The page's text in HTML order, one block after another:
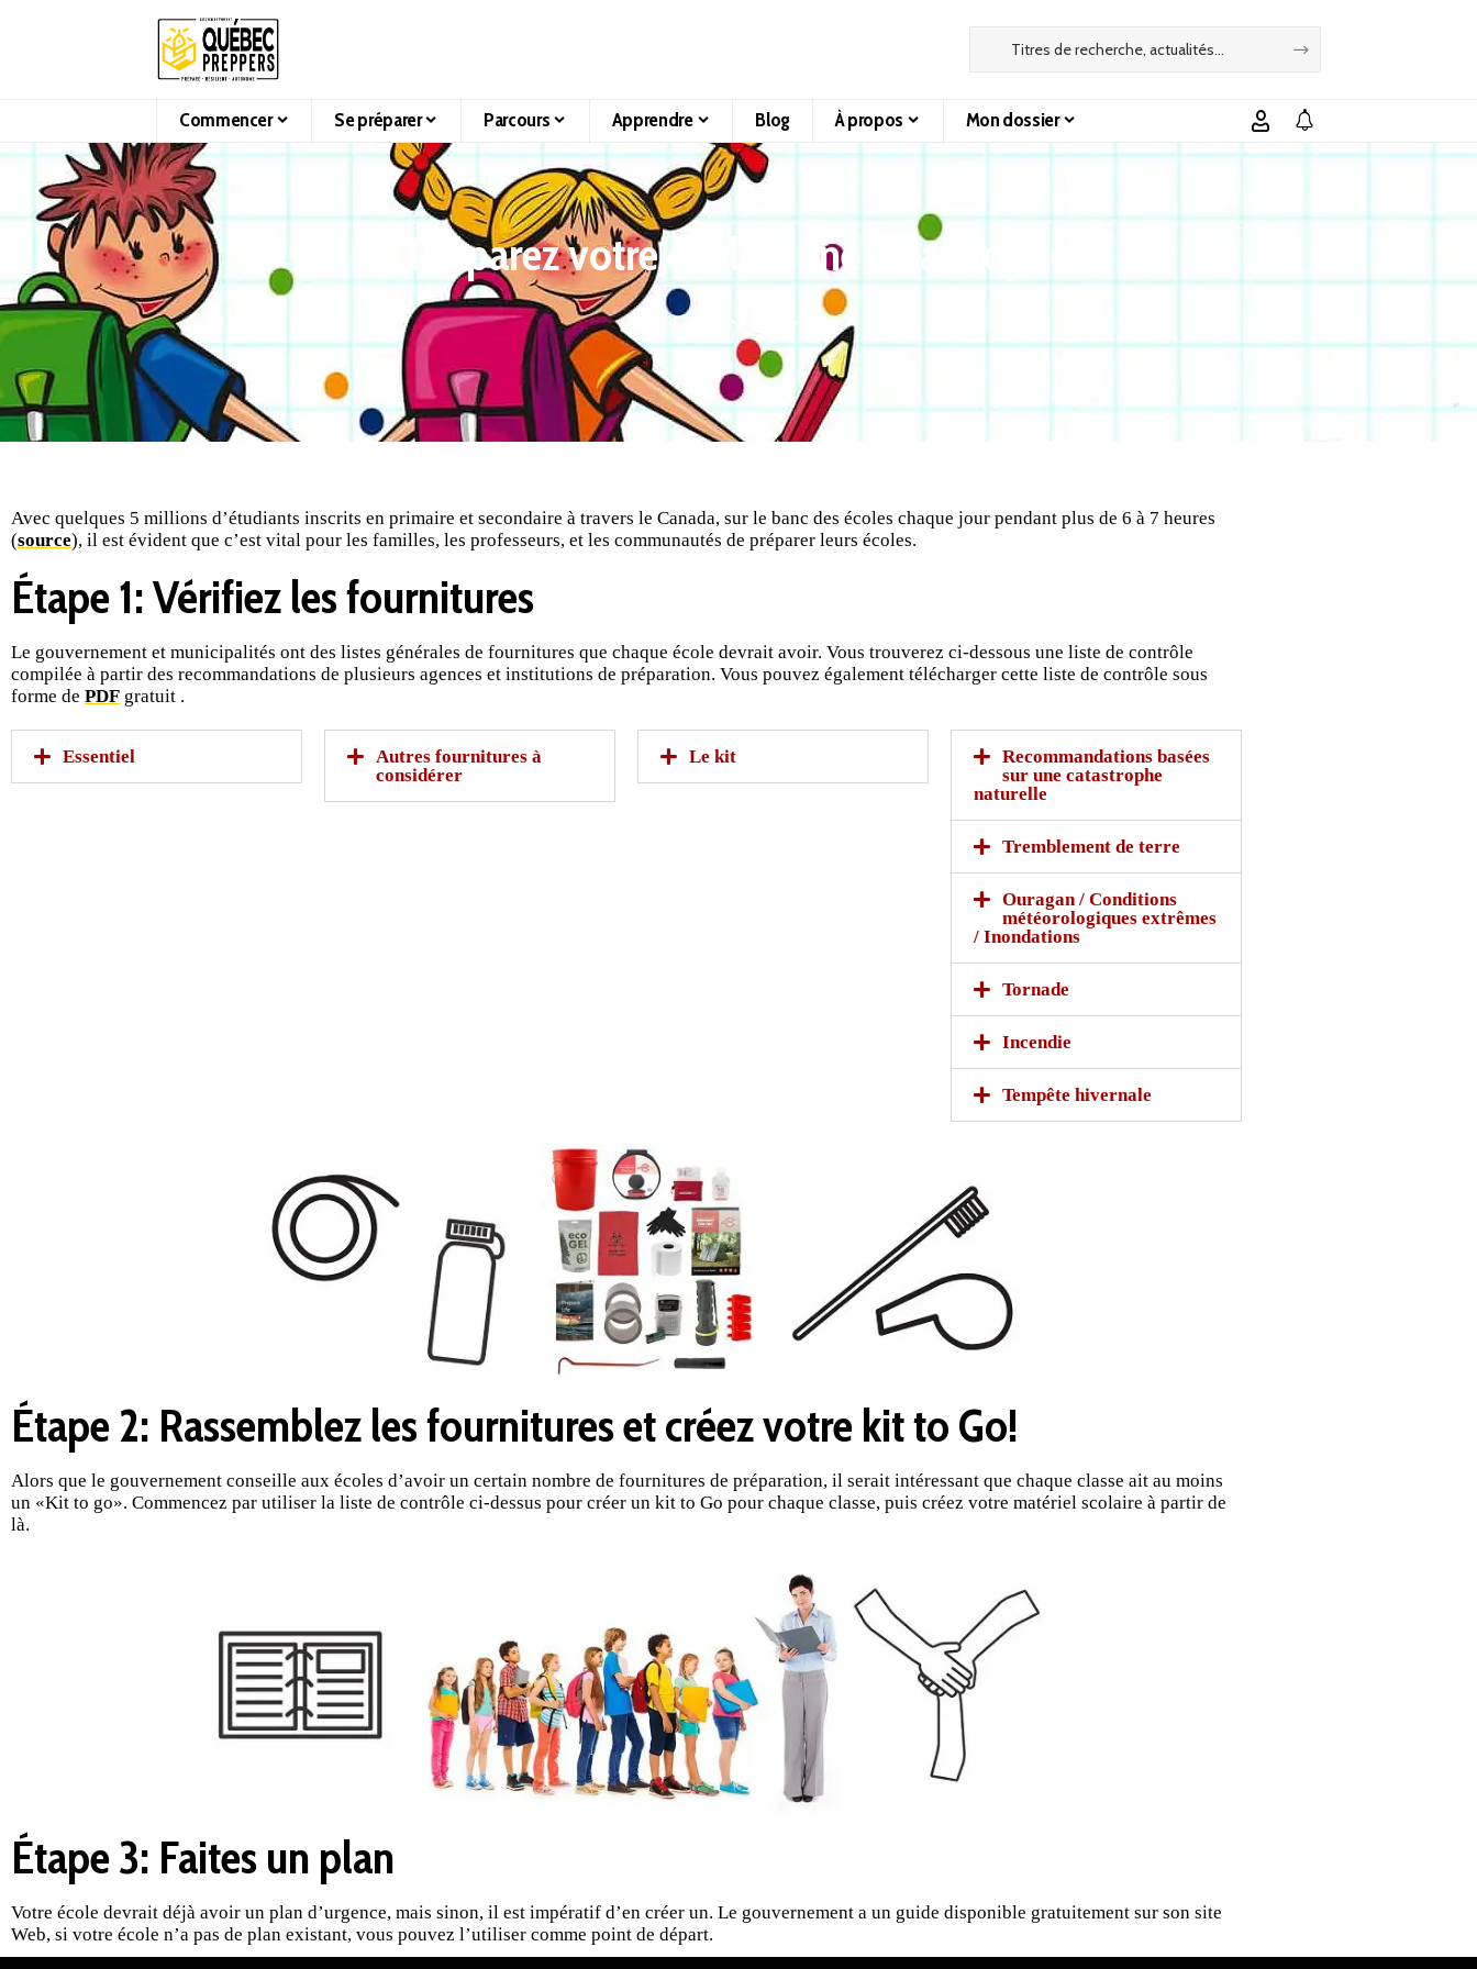
Commencer Se préparer Parcours Apprendre Blog À propos Mon dossier
Préparez votre école à une catastrophe
Avec quelques 5 millions d’étudiants inscrits en primaire et secondaire à travers le Canada, sur le banc des écoles chaque jour pendant plus de 6 à 7 heures
(source), il est évident que c’est vital pour les familles, les professeurs, et les communautés de préparer leurs écoles.
Étape 1: Vérifiez les fournitures
Le gouvernement et municipalités ont des listes générales de fournitures que chaque école devrait avoir. Vous trouverez ci-dessous une liste de contrôle
compilée à partir des recommandations de plusieurs agences et institutions de préparation. Vous pouvez également télécharger cette liste de contrôle sous
forme de PDF gratuit .
Essentiel
Autres fournitures à
considérer
Le kit
Recommandations basées
sur une catastrophe
naturelle
Tremblement de terre
Ouragan / Conditions
météorologiques extrêmes
/ Inondations
Tornade
Incendie
Tempête hivernale
Étape 2: Rassemblez les fournitures et créez votre kit to Go!
Alors que le gouvernement conseille aux écoles d’avoir un certain nombre de fournitures de préparation, il serait intéressant que chaque classe ait au moins
un «Kit to go». Commencez par utiliser la liste de contrôle ci-dessus pour créer un kit to Go pour chaque classe, puis créez votre matériel scolaire à partir de
là.
Étape 3: Faites un plan
Votre école devrait déjà avoir un plan d’urgence, mais sinon, il est impératif d’en créer un. Le gouvernement a un guide disponible gratuitement sur son site
Web, si votre école n’a pas de plan existant, vous pouvez l’utiliser comme point de départ.